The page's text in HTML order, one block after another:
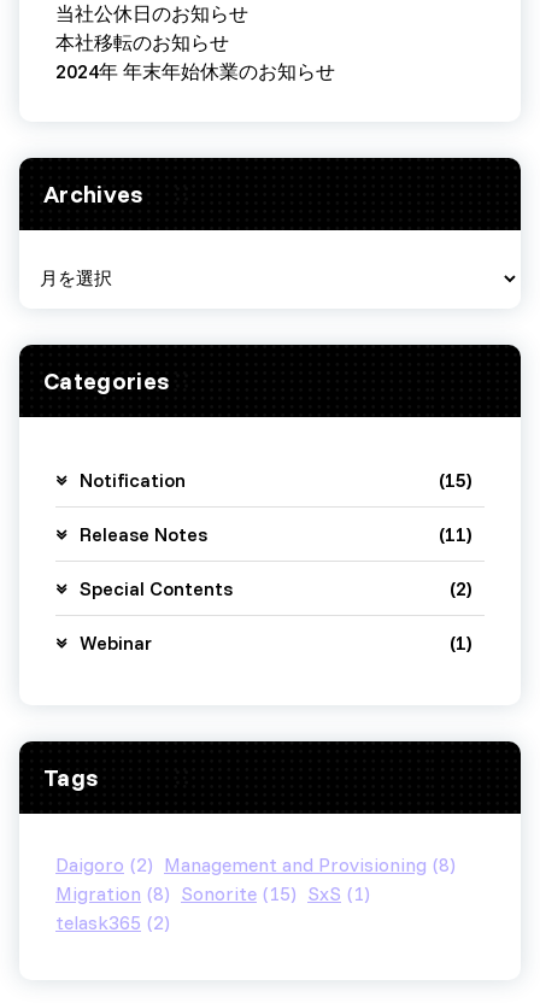
当社公休日のお知らせ
本社移転のお知らせ
2024年 年末年始休業のお知らせ
Archives
Categories
Notification (15)
Release Notes (11)
Special Contents (2)
Webinar (1)
Tags
Daigoro (2) Management and Provisioning (8)
Migration (8) Sonorite (15) SxS (1)
telask365 (2)